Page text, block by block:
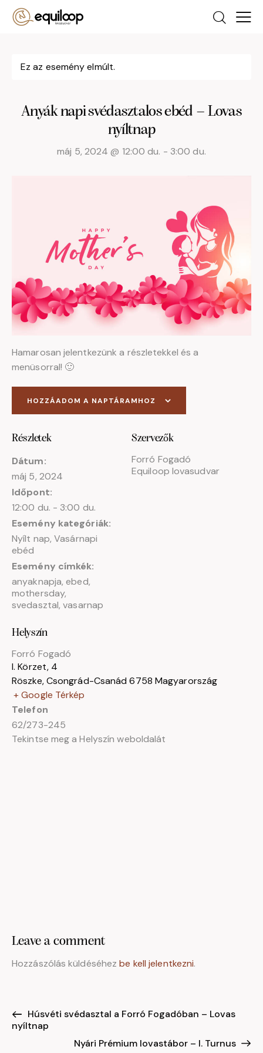
Ez az esemény elmúlt.
Anyák napi svédasztalos ebéd – Lovas
nyíltnap
máj 5, 2024 @ 12:00 du. - 3:00 du.
Hamarosan jelentkezünk a részletekkel és a
menüsorral! 🙂
HOZZÁADOM A NAPTÁRAMHOZ
Részletek
Dátum:
máj 5, 2024
Időpont:
12:00 du. - 3:00 du.
Esemény kategóriák:
Nyílt nap,Vasárnapi
ebéd
Esemény címkék:
anyaknapja,ebed,
mothersday,
svedasztal,vasarnap
Szervezők
Forró Fogadó
Equiloop lovasudvar
Helyszín
Forró Fogadó
I. Körzet, 4
Röszke, Csongrád-Csanád 6758 Magyarország
+ Google Térkép
Telefon
62/273-245
Tekintse meg a Helyszín weboldalát
Leave a comment
Hozzászólás küldéséhezbe kell jelentkezni.
Húsvéti svédasztal a Forró Fogadóban – Lovas
nyíltnap
Nyári Prémium lovastábor – I. Turnus